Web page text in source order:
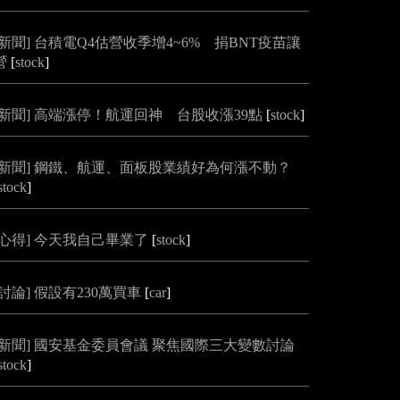
聞] 台積電Q4估營收季增4~6% 捐BNT疫苗讓
[stock]
聞] 高端漲停！航運回神 台股收漲39點 [stock]
聞] 鋼鐵、航運、面板股業績好為何漲不動？
]
得] 今天我自己畢業了 [stock]
論] 假設有230萬買車 [car]
聞] 國安基金委員會議 聚焦國際三大變數討論
]